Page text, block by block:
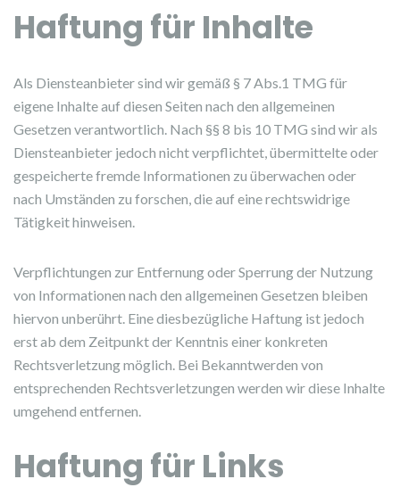
Haftung für Inhalte
Als Diensteanbieter sind wir gemäß § 7 Abs.1 TMG für
eigene Inhalte auf diesen Seiten nach den allgemeinen
Gesetzen verantwortlich. Nach §§ 8 bis 10 TMG sind wir als
Diensteanbieter jedoch nicht verpflichtet, übermittelte oder
gespeicherte fremde Informationen zu überwachen oder
nach Umständen zu forschen, die auf eine rechtswidrige
Tätigkeit hinweisen.
Verpflichtungen zur Entfernung oder Sperrung der Nutzung
von Informationen nach den allgemeinen Gesetzen bleiben
hiervon unberührt. Eine diesbezügliche Haftung ist jedoch
erst ab dem Zeitpunkt der Kenntnis einer konkreten
Rechtsverletzung möglich. Bei Bekanntwerden von
entsprechenden Rechtsverletzungen werden wir diese Inhalte
umgehend entfernen.
Haftung für Links